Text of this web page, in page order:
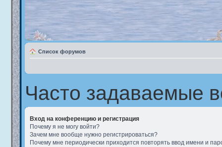
Список форумов
Часто задаваемые
Вход на конференцию и регистрация
Почему я не могу войти?
Зачем мне вообще нужно регистрироваться?
Почему мне периодически приходится повторять ввод имени и